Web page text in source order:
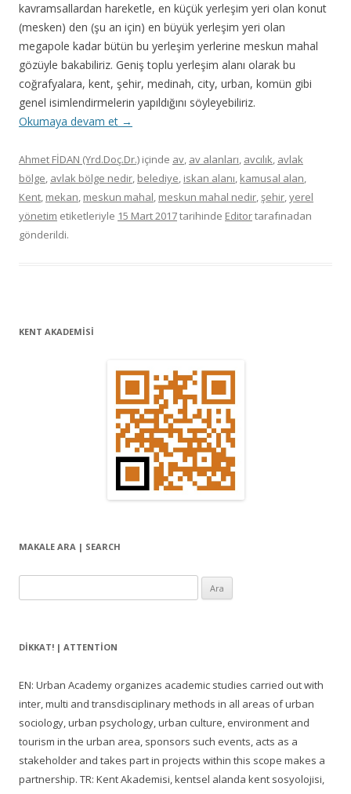
kavramsallardan hareketle, en küçük yerleşim yeri olan konut
(mesken) den (şu an için) en büyük yerleşim yeri olan
megapole kadar bütün bu yerleşim yerlerine meskun mahal
gözüyle bakabiliriz. Geniş toplu yerleşim alanı olarak bu
coğrafyalara, kent, şehir, medinah, city, urban, komün gibi
genel isimlendirmelerin yapıldığını söyleyebiliriz.
Okumaya devam et →
Ahmet FİDAN (Yrd.Doç.Dr.) içinde av, av alanları, avcılık, avlak
bölge, avlak bölge nedir, belediye, iskan alanı, kamusal alan,
Kent, mekan, meskun mahal, meskun mahal nedir,şehir,yerel
yönetim etiketleriyle 15 Mart 2017tarihinde Editortarafınadan
gönderildi.
KENT AKADEMİSİ
MAKALE ARA | SEARCH
DIKKAT! | ATTENTION
EN: Urban Academy organizes academic studies carried out with
inter, multi and transdisciplinary methods in all areas of urban
sociology, urban psychology, urban culture, environment and
tourism in the urban area, sponsors such events, acts as a
stakeholder and takes part in projects within this scope makes a
partnership. TR: Kent Akademisi, kentsel alanda kent sosyolojisi,